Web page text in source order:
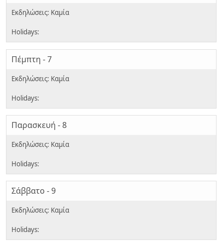
Πέμπτη - 7
Παρασκευή - 8
Σάββατο - 9